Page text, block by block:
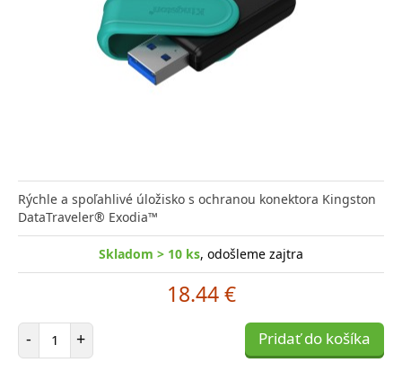
Rýchle a spoľahlivé úložisko s ochranou konektora Kingston
DataTraveler® Exodia™
Skladom > 10 ks, odošleme zajtra
18.44 €
- Počet položiek
+ Pridať do košíka